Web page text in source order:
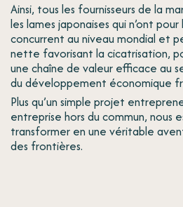
Ainsi, tous les fournisseurs de la
les lames japonaises qui n’ont
concurrent au niveau mondial et
nette favorisant la cicatrisation,
une chaîne de valeur efficace au
du développement économique
Plus qu’un simple projet
entreprise hors du commun, nous
transformer en une véritable
des frontières.